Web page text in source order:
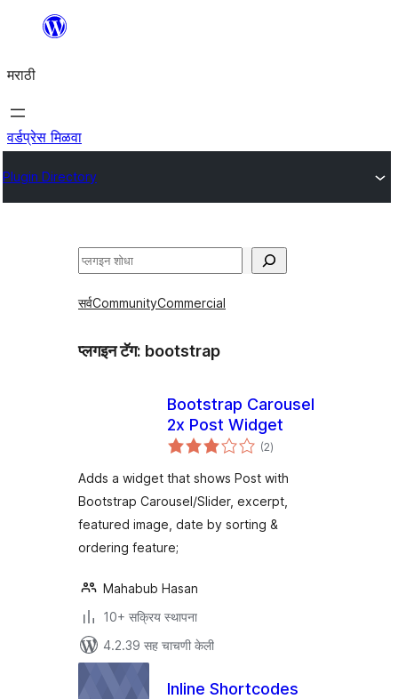
सामुग्रीवर
मराठी
वर्डप्रेस मिळवा
Plugin Directory
शोधा
सर्वCommunityCommercial
प्लगइन टॅग: bootstrap
Bootstrap Carousel
2x Post Widget
(2एकूण
मूल्यांकन
)
Adds a widget that shows Post with
Bootstrap Carousel/Slider, excerpt,
featured image, date by sorting &
ordering feature;
Mahabub Hasan
10+ सक्रिय स्थापना
4.2.39 सह चाचणी केली
Inline Shortcodes